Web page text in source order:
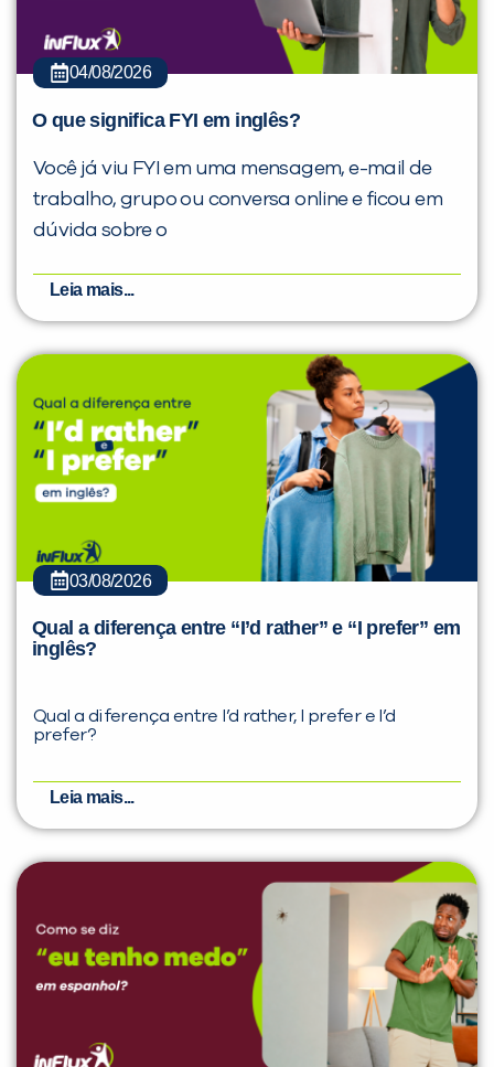
04/08/2026
O que significa FYI em inglês?
Você já viu FYI em uma mensagem, e-mail de
trabalho, grupo ou conversa online e ficou em
dúvida sobre o
Leia mais...
03/08/2026
Qual a diferença entre “I’d rather” e “I prefer” em
inglês?
Qual a diferença entre I’d rather, I prefer e I’d
prefer?
Leia mais...